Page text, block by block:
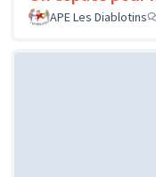
APE Les Diablotins